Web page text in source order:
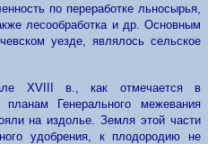
по переработке льносырья,
лесообработка и др. Основным
уезде, являлось сельское
XVIII в., как отмечается в
Генерального межевания
на издолье. Земля этой части
удобрения, к плодородию не